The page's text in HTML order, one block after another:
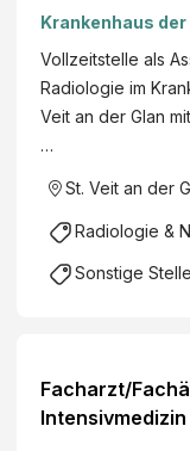
Krankenhaus
Vollzeitstelle als
Radiologie im
Veit an der Glan
…
St. Veit an der
Radiologie &
Sonstige
Facharzt/
Intensivmedizin